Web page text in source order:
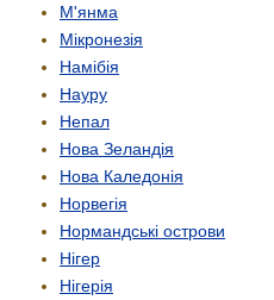
М'янма
Мікронезія
Намібія
Науру
Непал
Нова Зеландія
Нова Каледонія
Норвегія
Нормандські острови
Нігер
Нігерія